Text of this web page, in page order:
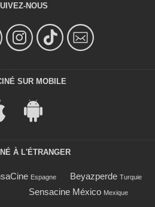
NOUS
SUR MOBILE
À L'ÉTRANGER
Espagne Beyazperde Turquie
Sensacine México Mexique